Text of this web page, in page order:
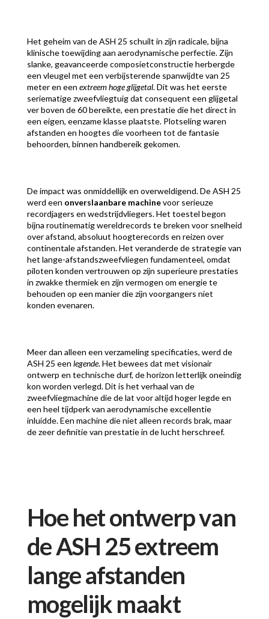
Het geheim van de ASH 25 schuilt in zijn radicale, bijna
klinische toewijding aan aerodynamische perfectie. Zijn
slanke, geavanceerde composietconstructie herbergde
een vleugel met een verbijsterende spanwijdte van 25
meter en een extreem hoge glijgetal. Dit was het eerste
seriematige zweefvliegtuig dat consequent een glijgetal
ver boven de 60 bereikte, een prestatie die het direct in
een eigen, eenzame klasse plaatste. Plotseling waren
afstanden en hoogtes die voorheen tot de fantasie
behoorden, binnen handbereik gekomen.
De impact was onmiddellijk en overweldigend. De ASH 25
werd een onverslaanbare machinevoor serieuze
recordjagers en wedstrijdvliegers. Het toestel begon
bijna routinematig wereldrecords te breken voor snelheid
over afstand, absoluut hoogterecords en reizen over
continentale afstanden. Het veranderde de strategie van
het lange-afstandszweefvliegen fundamenteel, omdat
piloten konden vertrouwen op zijn superieure prestaties
in zwakke thermiek en zijn vermogen om energie te
behouden op een manier die zijn voorgangers niet
konden evenaren.
Meer dan alleen een verzameling specificaties, werd de
ASH 25 een legende. Het bewees dat met visionair
ontwerp en technische durf, de horizon letterlijk oneindig
kon worden verlegd. Dit is het verhaal van de
zweefvliegmachine die de lat voor altijd hoger legde en
een heel tijdperk van aerodynamische excellentie
inluidde. Een machine die niet alleen records brak, maar
de zeer definitie van prestatie in de lucht herschreef.
Hoe het ontwerp van
de ASH 25 extreem
lange afstanden
mogelijk maakt